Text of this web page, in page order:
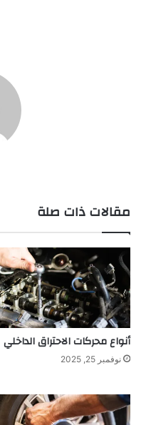
مقالات ذات صلة
أنواع محركات الاحتراق الداخلي
نوفمبر 25, 2025